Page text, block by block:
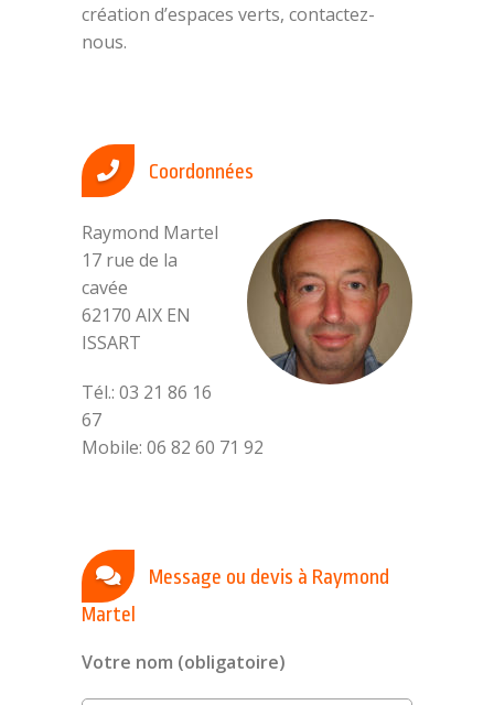
création d’espaces verts, contactez-
nous.
Coordonnées
Raymond Martel
17 rue de la
cavée
62170 AIX EN
ISSART
Tél.: 03 21 86 16
67
Mobile: 06 82 60 71 92
Message ou devis à Raymond
Martel
Votre nom (obligatoire)